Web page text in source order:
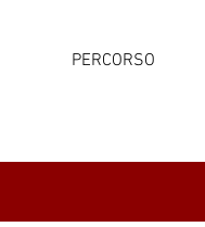
PERCORSO